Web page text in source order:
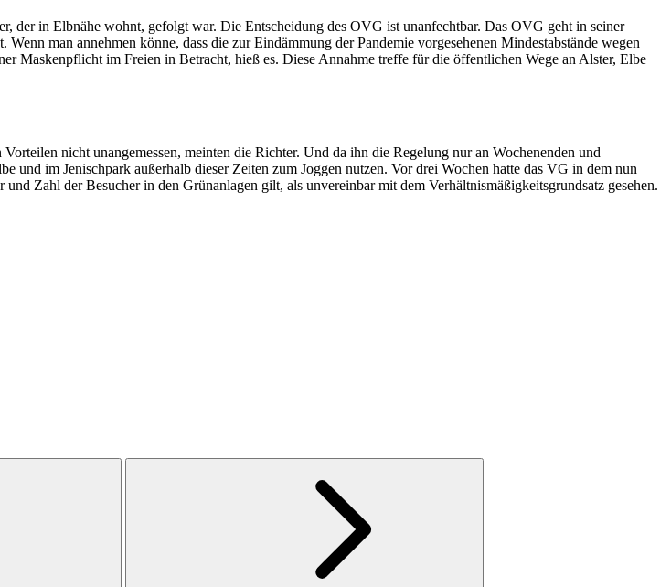
der in Elbnähe wohnt, gefolgt war. Die Entscheidung des OVG ist unanfechtbar. Das OVG geht in seiner
man annehmen könne, dass die zur Eindämmung der Pandemie vorgesehenen Mindestabstände wegen
Maskenpflicht im Freien in Betracht, hieß es. Diese Annahme treffe für die öffentlichen Wege an Alster, Elbe
nicht unangemessen, meinten die Richter. Und da ihn die Regelung nur an Wochenenden und
und im Jenischpark außerhalb dieser Zeiten zum Joggen nutzen. Vor drei Wochen hatte das VG in dem nun
Zahl der Besucher in den Grünanlagen gilt, als unvereinbar mit dem Verhältnismäßigkeitsgrundsatz gesehen.